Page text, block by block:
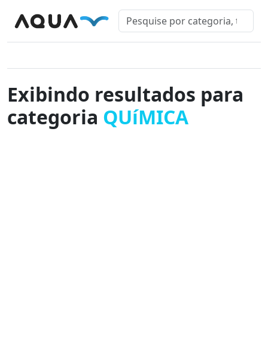
Exibindo resultados para
categoria QUíMICA